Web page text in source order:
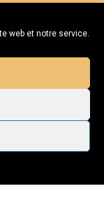
web et notre service.